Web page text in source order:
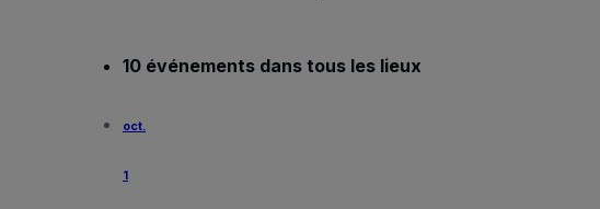
10 événements dans tous les lieux
oct.
1